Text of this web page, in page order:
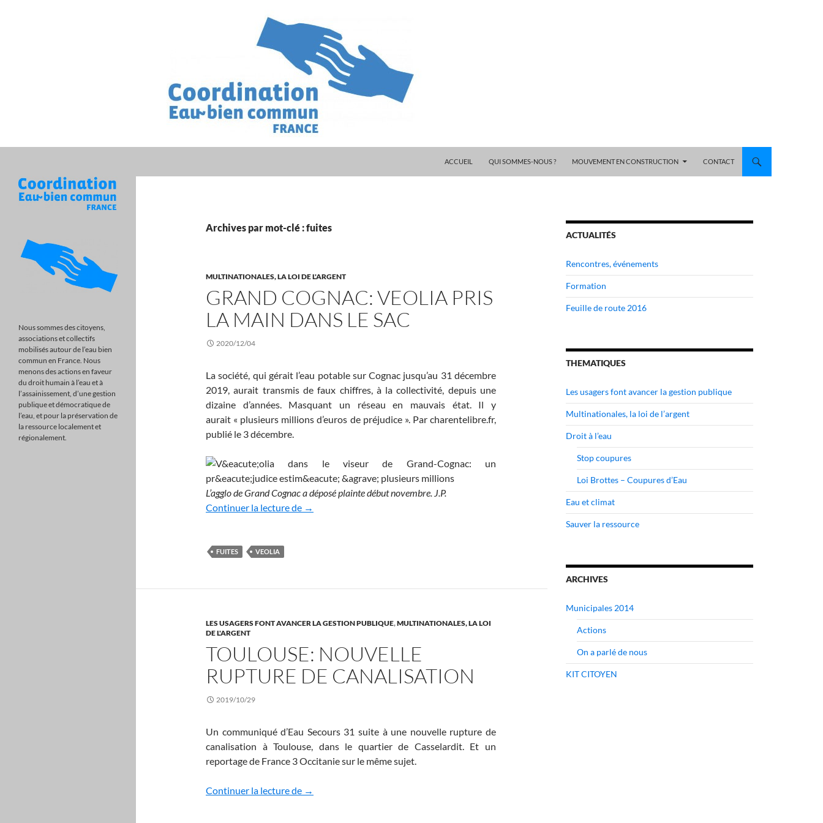
ACCUEIL
QUI SOMMES-NOUS ? MOUVEMENT EN CONSTRUCTION CONTACT
Archives par mot-clé : fuites
MULTINATIONALES, LA LOI DE L'ARGENT
GRAND COGNAC: VEOLIA PRIS
LA MAIN DANS LE SAC
2020/12/04
La société, qui gérait l’eau potable sur Cognac jusqu’au 31 décembre
2019, aurait transmis de faux chiffres, à la collectivité, depuis une
dizaine d’années. Masquant un réseau en mauvais état. Il y
aurait « plusieurs millions d’euros de préjudice ». Par charentelibre.fr,
publié le 3 décembre.
L’agglo de Grand Cognac a déposé plainte début novembre. J.P.
Continuer la lecture de Grand Cognac: Veolia pris la main dans le sac
→
FUITES VEOLIA
LES USAGERS FONT AVANCER LA GESTION PUBLIQUE,MULTINATIONALES, LA LOI
DE L'ARGENT
TOULOUSE: NOUVELLE
RUPTURE DE CANALISATION
2019/10/29
Un communiqué d’Eau Secours 31 suite à une nouvelle rupture de
canalisation à Toulouse, dans le quartier de Casselardit. Et un
reportage de France 3 Occitanie sur le même sujet.
Continuer la lecture de Toulouse: nouvelle rupture de canalisation
→
ACTUALITÉS
Rencontres, événements
Formation
Feuille de route 2016
THEMATIQUES
Les usagers font avancer la gestion publique
Multinationales, la loi de l’argent
Droit à l’eau
Stop coupures
Loi Brottes – Coupures d’Eau
Eau et climat
Sauver la ressource
ARCHIVES
Municipales 2014
Actions
On a parlé de nous
KIT CITOYEN
Nous sommes des citoyens,
associations et collectifs
mobilisés autour de l’eau bien
commun en France. Nous
menons des actions en faveur
du droit humain à l’eau et à
l’assainissement, d’une gestion
publique et démocratique de
l’eau, et pour la préservation de
la ressource localement et
régionalement.